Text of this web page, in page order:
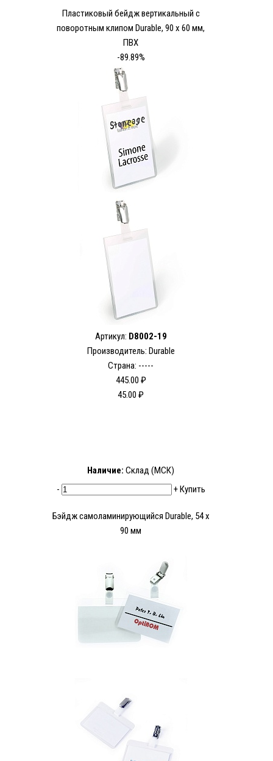
Пластиковый бейдж вертикальный с
поворотным клипом Durable, 90 х 60 мм,
ПВХ
-89.89%
Артикул: D8002-19
Производитель: Durable
Страна: -----
445.00 ₽
45.00 ₽
Наличие: Склад (МСК)
-
+Купить
Бэйдж самоламинирующийся Durable, 54 x
90 мм